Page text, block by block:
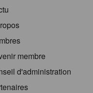
membre
d'administration